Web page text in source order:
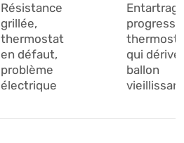
Résistance
grillée,
thermostat
en défaut,
problème
électrique
qui dérive,
ballon
vieillissant